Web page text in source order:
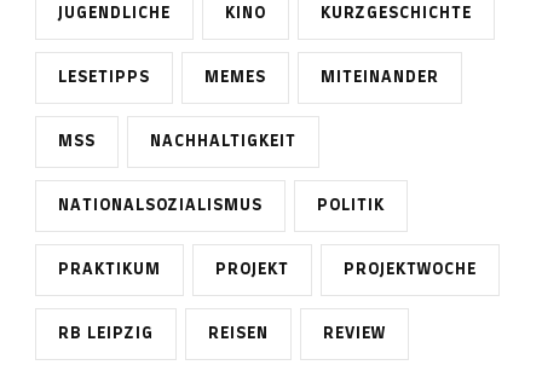
JUGENDLICHE KINO KURZGESCHICHTE
LESETIPPS MEMES MITEINANDER
MSS NACHHALTIGKEIT
NATIONALSOZIALISMUS POLITIK
PRAKTIKUM PROJEKT PROJEKTWOCHE
RB LEIPZIG REISEN REVIEW